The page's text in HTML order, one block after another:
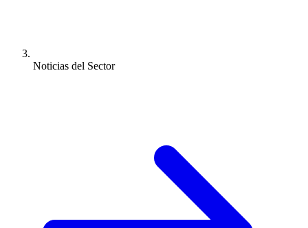
Noticias del Sector